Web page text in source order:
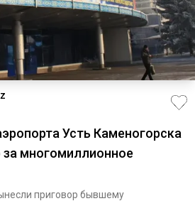
Усть Каменогорска
многомиллионное
приговор бывшему